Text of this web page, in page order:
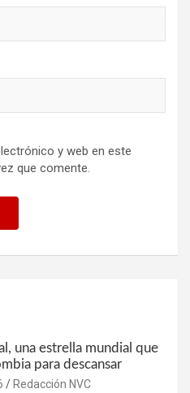
y web en este
que comente.
una estrella mundial que
para descansar
Redacción NVC